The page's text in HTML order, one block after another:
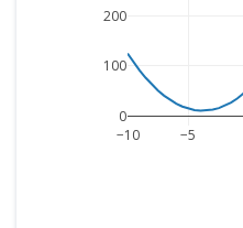
−10 −5
0
100
200